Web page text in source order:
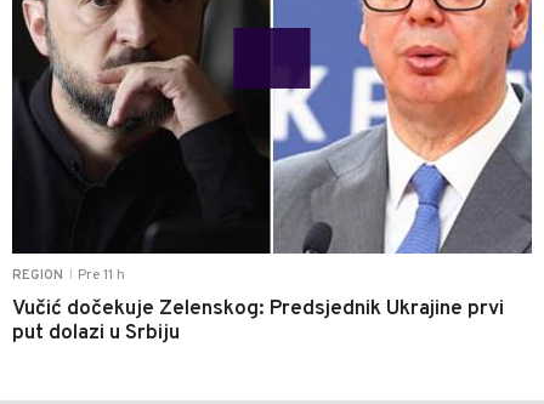
REGION Pre 11 h
Vučić dočekuje Zelenskog: Predsjednik Ukrajine prvi
put dolazi u Srbiju